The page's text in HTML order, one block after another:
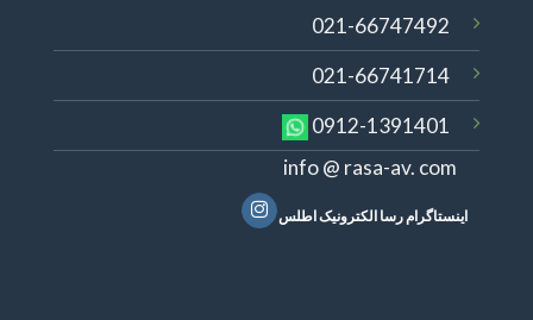
021-66747492
021-66741714
0912-1391401
info @ rasa-av. com
اینستاگرام رسا الکترونیک اطلس